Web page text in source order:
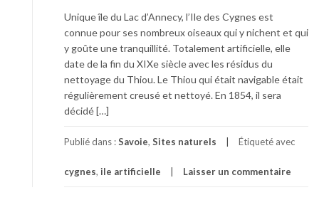
Unique île du Lac d’Annecy, l’Ile des Cygnes est
connue pour ses nombreux oiseaux qui y nichent et qui
y goûte une tranquillité. Totalement artificielle, elle
date de la fin du XIXe siècle avec les résidus du
nettoyage du Thiou. Le Thiou qui était navigable était
régulièrement creusé et nettoyé. En 1854, il sera
décidé […]
Publié dans :Savoie, Sites naturels Étiqueté avec
cygnes, ile artificielle Laisser un commentaire